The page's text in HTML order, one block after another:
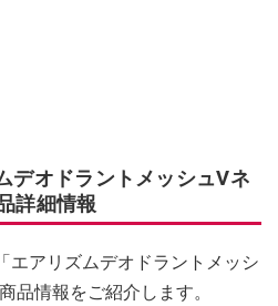
デオドラントメッシュVネ
詳細情報
エアリズムデオドラントメッシ
品情報をご紹介します。